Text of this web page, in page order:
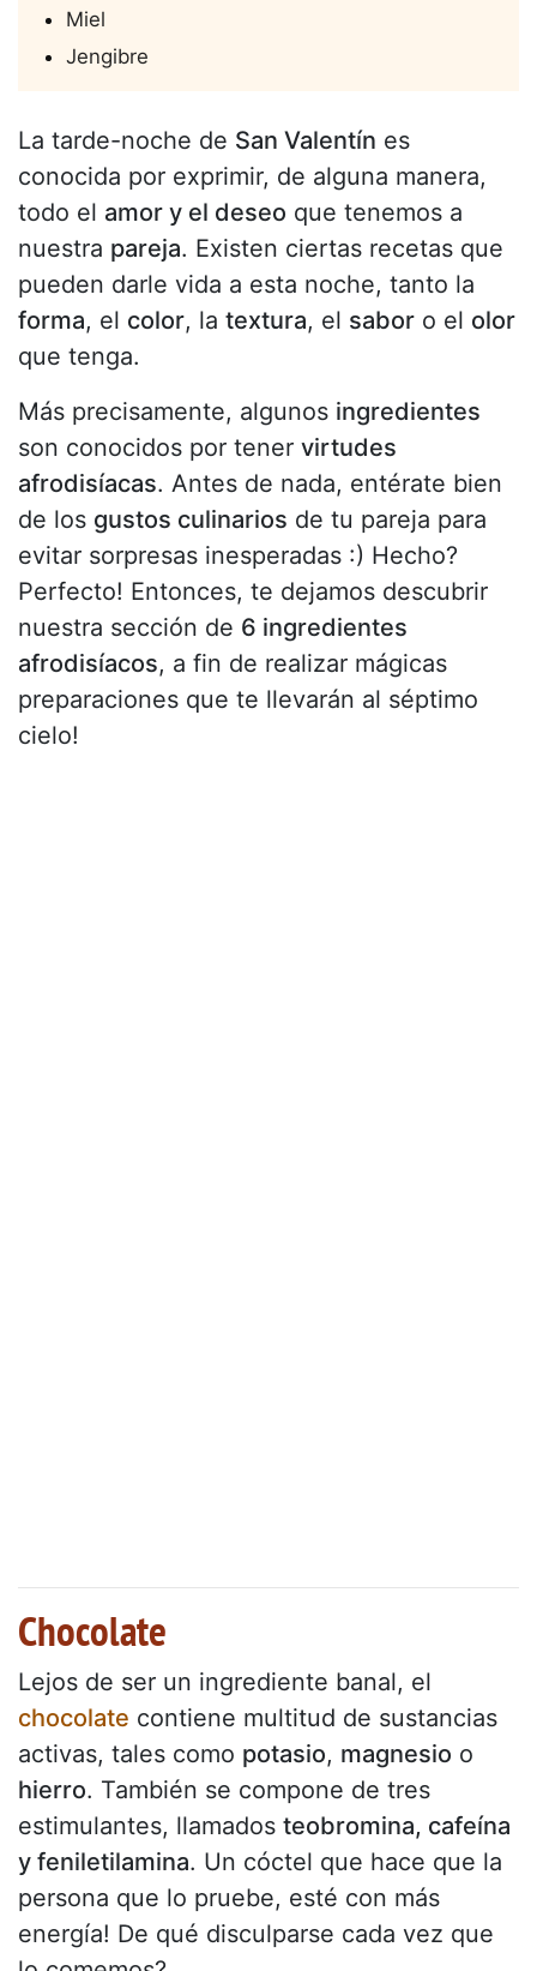
Miel
Jengibre
La tarde-noche de San Valentín es
conocida por exprimir, de alguna manera,
todo el amor y el deseo que tenemos a
nuestra pareja. Existen ciertas recetas que
pueden darle vida a esta noche, tanto la
forma, el color, la textura, el sabor o el olor
que tenga.
Más precisamente, algunos ingredientes
son conocidos por tener virtudes
afrodisíacas. Antes de nada, entérate bien
de los gustos culinarios de tu pareja para
evitar sorpresas inesperadas :) Hecho?
Perfecto! Entonces, te dejamos descubrir
nuestra sección de 6 ingredientes
afrodisíacos, a fin de realizar mágicas
preparaciones que te llevarán al séptimo
cielo!
Chocolate
Lejos de ser un ingrediente banal, el
chocolate contiene multitud de sustancias
activas, tales como potasio, magnesio o
hierro. También se compone de tres
estimulantes, llamados teobromina, cafeína
y feniletilamina. Un cóctel que hace que la
persona que lo pruebe, esté con más
energía! De qué disculparse cada vez que